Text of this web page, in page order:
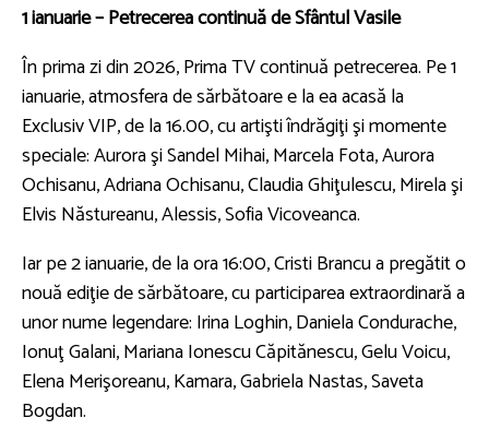
1 ianuarie – Petrecerea continuă de Sfântul Vasile
În prima zi din 2026, Prima TV continuă petrecerea. Pe 1
ianuarie, atmosfera de sărbătoare e la ea acasă la
Exclusiv VIP, de la 16.00, cu artişti îndrăgiţi şi momente
speciale: Aurora şi Sandel Mihai, Marcela Fota, Aurora
Ochisanu, Adriana Ochisanu, Claudia Ghiţulescu, Mirela şi
Elvis Năstureanu, Alessis, Sofia Vicoveanca.
Iar pe 2 ianuarie, de la ora 16:00, Cristi Brancu a pregătit o
nouă ediţie de sărbătoare, cu participarea extraordinară a
unor nume legendare: Irina Loghin, Daniela Condurache,
Ionuţ Galani, Mariana Ionescu Căpitănescu, Gelu Voicu,
Elena Merişoreanu, Kamara, Gabriela Nastas, Saveta
Bogdan.